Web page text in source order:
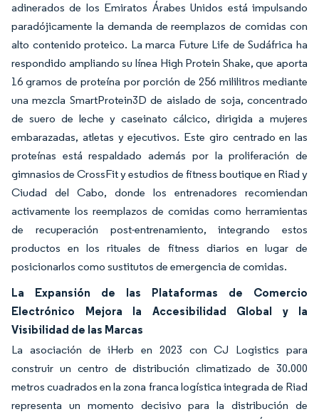
adinerados de los Emiratos Árabes Unidos está impulsando
paradójicamente la demanda de reemplazos de comidas con
alto contenido proteico. La marca Future Life de Sudáfrica ha
respondido ampliando su línea High Protein Shake, que aporta
16 gramos de proteína por porción de 256 mililitros mediante
una mezcla SmartProtein3D de aislado de soja, concentrado
de suero de leche y caseinato cálcico, dirigida a mujeres
embarazadas, atletas y ejecutivos. Este giro centrado en las
proteínas está respaldado además por la proliferación de
gimnasios de CrossFit y estudios de fitness boutique en Riad y
Ciudad del Cabo, donde los entrenadores recomiendan
activamente los reemplazos de comidas como herramientas
de recuperación post-entrenamiento, integrando estos
productos en los rituales de fitness diarios en lugar de
posicionarlos como sustitutos de emergencia de comidas.
La Expansión de las Plataformas de Comercio
Electrónico Mejora la Accesibilidad Global y la
Visibilidad de las Marcas
La asociación de iHerb en 2023 con CJ Logistics para
construir un centro de distribución climatizado de 30.000
metros cuadrados en la zona franca logística integrada de Riad
representa un momento decisivo para la distribución de